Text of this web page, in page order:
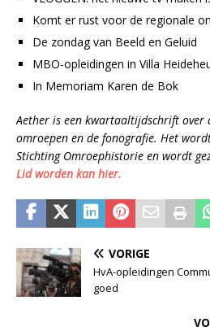
Komt er rust voor de regionale
De zondag van Beeld en Geluid
MBO-opleidingen in Villa
In Memoriam Karen de Bok
Aether is een kwartaaltijdschrift over
omroepen en de fonografie. Het
Stichting Omroephistorie en wordt
Lid worden kan hier.
VORIGE
HvA-opleidingen
goed